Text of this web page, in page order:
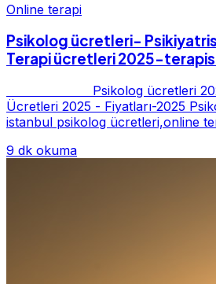
Online terapi
Psikolog ücretleri-
Terapi ücretleri 2025-
Psikolog ücretleri 2025-
Ücretleri 2025 - Fiyatları-2025
istanbul psikolog ücretleri,online
9 dk okuma